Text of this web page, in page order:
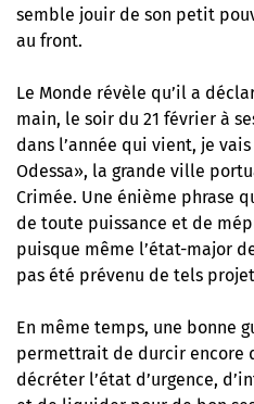
semble jouir de son petit
au front.
Le Monde révèle qu’il a
main, le soir du 21 février à
dans l’année qui vient, je
Odessa», la grande ville
Crimée. Une énième phrase
de toute puissance et de
puisque même l’état-major
pas été prévenu de tels
En même temps, une bonne
permettrait de durcir encore
décréter l’état d’urgence,